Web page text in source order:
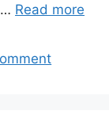
… Read more